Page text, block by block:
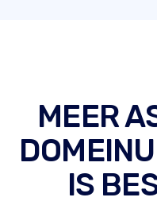
MEER
IS